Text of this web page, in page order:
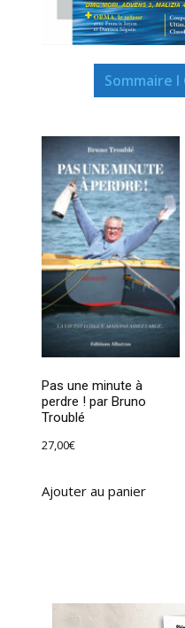
Sommaire
Pas une minute à
perdre ! par Bruno
Troublé
27,00€
Ajouter au panier